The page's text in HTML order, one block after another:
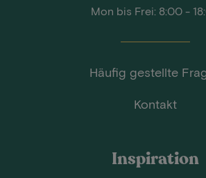
Mon bis Frei: 8:00 -
Häufig gestellte
Kontakt
Inspiration